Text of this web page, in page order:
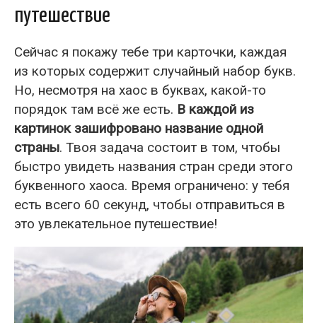
путешествие
Сейчас я покажу тебе три карточки, каждая
из которых содержит случайный набор букв.
Но, несмотря на хаос в буквах, какой-то
порядок там всё же есть. В каждой из
картинок зашифровано название одной
страны. Твоя задача состоит в том, чтобы
быстро увидеть названия стран среди этого
буквенного хаоса. Время ограничено: у тебя
есть всего 60 секунд, чтобы отправиться в
это увлекательное путешествие!